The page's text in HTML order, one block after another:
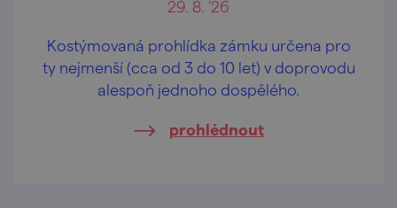
29. 8. '26
Kostýmovaná prohlídka zámku určena pro
ty nejmenší (cca od 3 do 10 let) v doprovodu
alespoň jednoho dospělého.
prohlédnout